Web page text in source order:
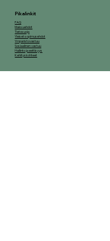
FAQ
Maksuehdot
Tietosuoja
Yleiset sopimusehdot
Ymparistovastuu
Sosiaalinen vastuu
Hallinto ja eettisyys
Kehityskohteet
Pikalinkit